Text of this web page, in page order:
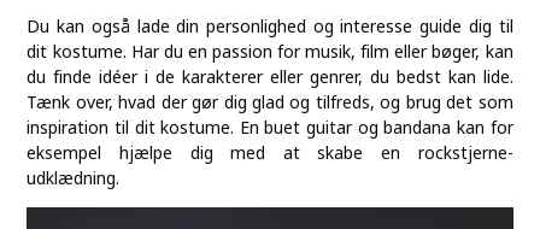
Du kan også lade din personlighed og interesse guide dig til
dit kostume. Har du en passion for musik, film eller bøger, kan
du finde idéer i de karakterer eller genrer, du bedst kan lide.
Tænk over, hvad der gør dig glad og tilfreds, og brug det som
inspiration til dit kostume. En buet guitar og bandana kan for
eksempel hjælpe dig med at skabe en rockstjerne-
udklædning.